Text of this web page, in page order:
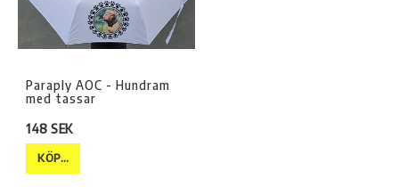
Paraply AOC - Hundram
med tassar
148 SEK
KÖP…